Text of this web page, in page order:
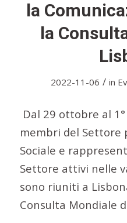
la
la
2022-11-06 / in
Dal 29 ottobre al
membri del Settore
Sociale e
Settore attivi nelle
sono riuniti a
Consulta Mondiale